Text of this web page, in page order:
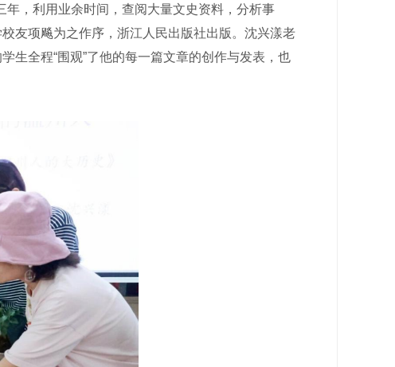
，利用业余时间，查阅大量文史资料，分析事
友项飚为之作序，浙江人民出版社出版。沈兴漾老
生全程“围观”了他的每一篇文章的创作与发表，也